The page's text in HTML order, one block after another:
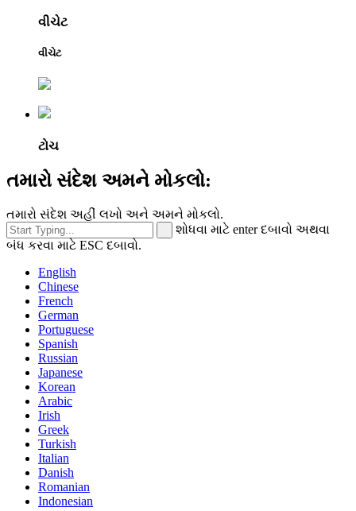
વીચેટ
વીચેટ
ટોચ
તમારો સંદેશ અમને મોકલો:
તમારો સંદેશ અહીં લખો અને અમને મોકલો.
શોધવા માટે enter દબાવો અથવા
બંધ કરવા માટે ESC દબાવો.
English
Chinese
French
German
Portuguese
Spanish
Russian
Japanese
Korean
Arabic
Irish
Greek
Turkish
Italian
Danish
Romanian
Indonesian